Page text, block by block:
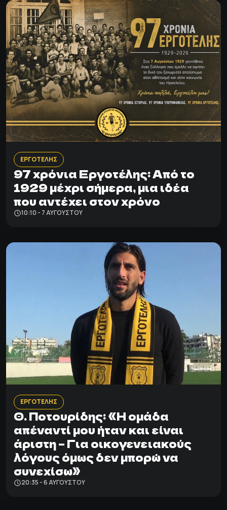
ΕΡΓΟΤΕΛΗΣ
97 χρόνια Εργοτέλης: Από το
1929 μέχρι σήμερα, μια ιδέα
που αντέχει στον χρόνο
10:10 - 7 ΑΥΓΟΎΣΤΟΥ
ΕΡΓΟΤΕΛΗΣ
Θ. Ποτουρίδης: «Η ομάδα
απέναντί μου ήταν και είναι
άριστη – Για οικογενειακούς
λόγους όμως δεν μπορώ να
συνεχίσω»
20:35 - 6 ΑΥΓΟΎΣΤΟΥ